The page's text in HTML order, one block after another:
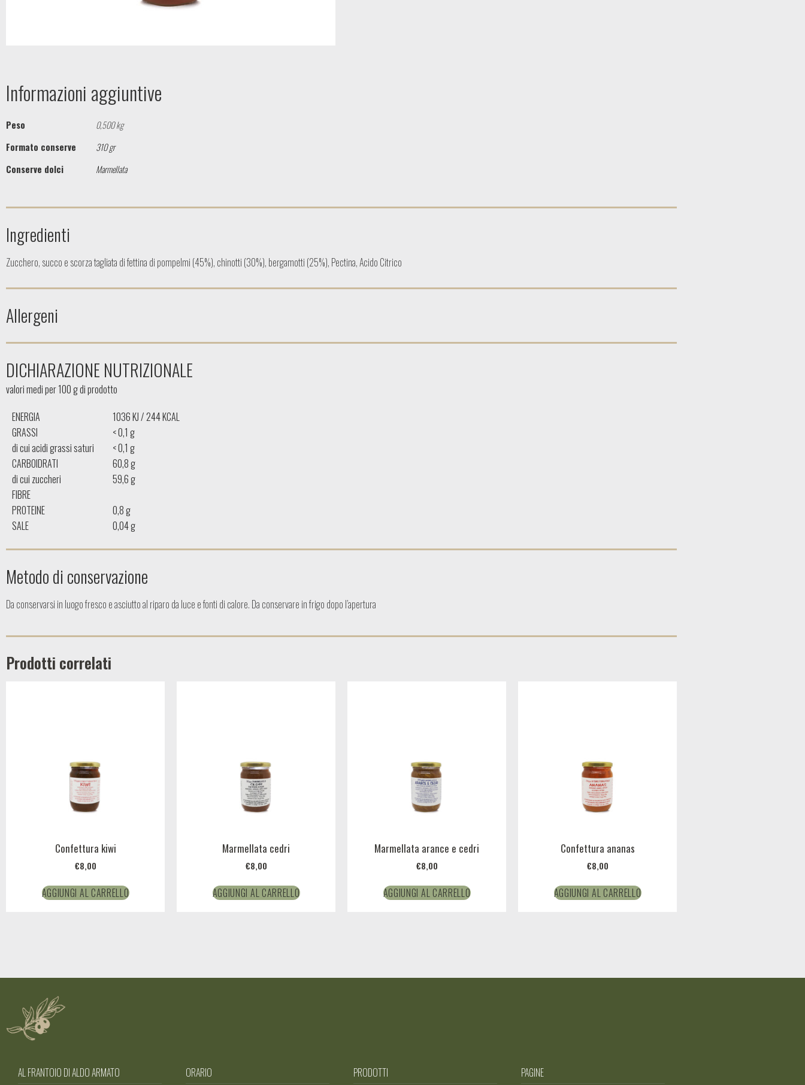
Informazioni aggiuntive
Peso
0,500 kg
Formato conserve
310 gr
Conserve dolci
Marmellata
Ingredienti
Zucchero, succo e scorza tagliata di fettina di pompelmi (45%), chinotti (30%), bergamotti (25%), Pectina, Acido Citrico
Allergeni
DICHIARAZIONE NUTRIZIONALE
valori medi per 100 g di prodotto
ENERGIA
1036 KJ / 244 KCAL
GRASSI
< 0,1 g
di cui acidi grassi saturi
< 0,1 g
CARBOIDRATI
60,8 g
di cui zuccheri
59,6 g
FIBRE
PROTEINE
0,8 g
SALE
0,04 g
Metodo di conservazione
Da conservarsi in luogo fresco e asciutto al riparo da luce e fonti di calore. Da conservare in frigo dopo l’apertura
Prodotti correlati
Confettura kiwi
€8,00
AGGIUNGI AL CARRELLO
Marmellata cedri
€8,00
AGGIUNGI AL CARRELLO
Marmellata arance e cedri
€8,00
AGGIUNGI AL CARRELLO
Confettura ananas
€8,00
AGGIUNGI AL CARRELLO
AL FRANTOIO DI ALDO ARMATO ORARIO PRODOTTI PAGINE